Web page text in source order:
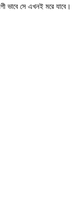
ভাবে সে এখনই মরে যাবে।